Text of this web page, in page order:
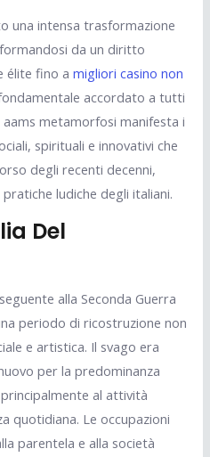
una intensa trasformazione
da un diritto
élite fino amigliori casino non
accordato a tutti
aams metamorfosi manifesta i
spirituali e innovativi che
degli recenti decenni,
ludiche degli italiani.
Del
alla Seconda Guerra
periodo di ricostruzione non
e artistica. Il svago era
per la predominanza
al attività
quotidiana. Le occupazioni
parentela e alla società